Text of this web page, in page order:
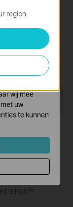
H500
region.
uw
zo de
en te
wij mee
uw
te kunnen